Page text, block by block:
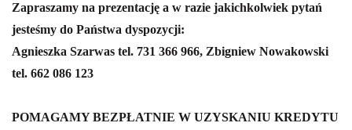
Zapraszamy na prezentację a w razie jakichkolwiek pytań
jesteśmy do Państwa dyspozycji:
Agnieszka Szarwas tel. 731 366 966, Zbigniew Nowakowski
tel. 662 086 123
POMAGAMY BEZPŁATNIE W UZYSKANIU KREDYTU